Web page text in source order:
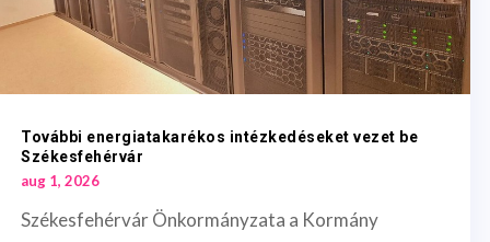
További energiatakarékos intézkedéseket vezet be
Székesfehérvár
aug 1, 2026
Székesfehérvár Önkormányzata a Kormány